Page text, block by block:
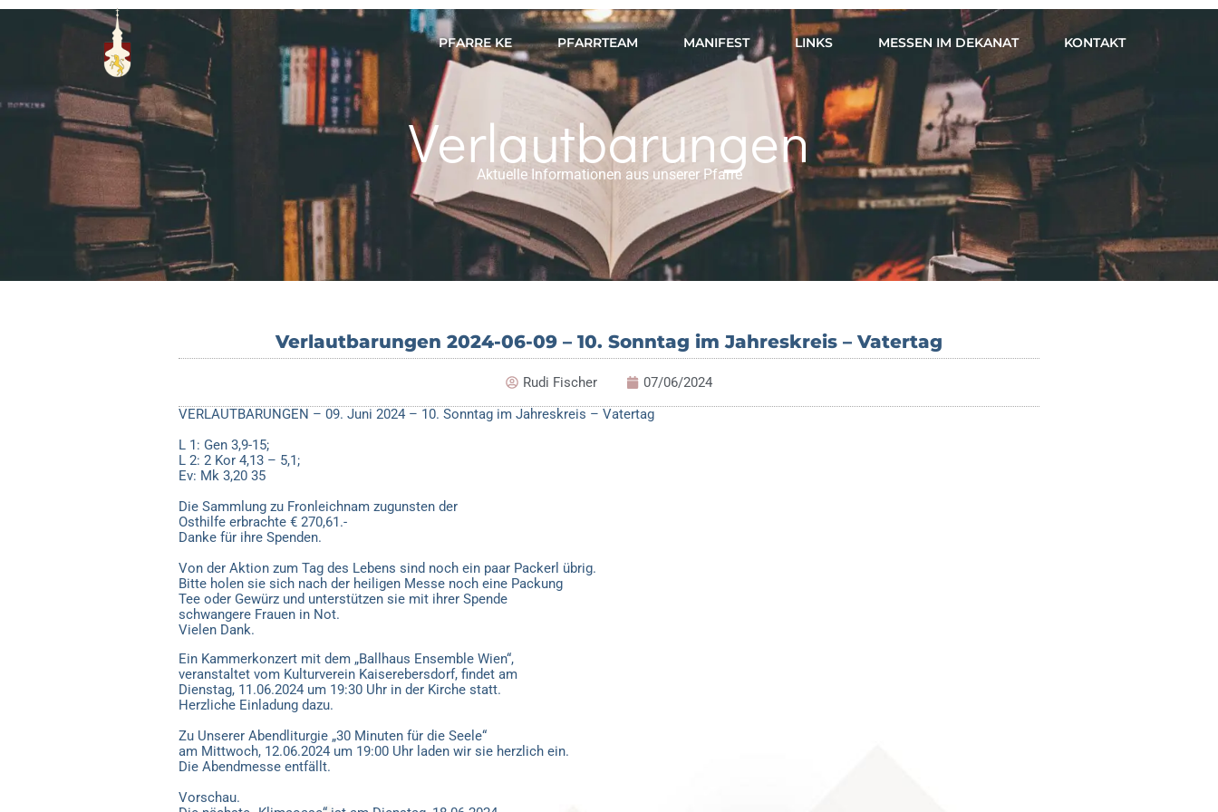
PFARRE KE PFARRTEAM MANIFEST LINKS MESSEN IM DEKANAT KONTAKT
Verlautbarungen
Aktuelle Informationen aus unserer Pfarre
Verlautbarungen 2024-06-09 – 10. Sonntag im Jahreskreis – Vatertag
Rudi Fischer
07/06/2024
VERLAUTBARUNGEN – 09. Juni 2024 – 10. Sonntag im Jahreskreis – Vatertag
L 1: Gen 3,9-15;
L 2: 2 Kor 4,13 – 5,1;
Ev: Mk 3,20 35
Die Sammlung zu Fronleichnam zugunsten der
Osthilfe erbrachte € 270,61.-
Danke für ihre Spenden.
Von der Aktion zum Tag des Lebens sind noch ein paar Packerl übrig.
Bitte holen sie sich nach der heiligen Messe noch eine Packung
Tee oder Gewürz und unterstützen sie mit ihrer Spende
schwangere Frauen in Not.
Vielen Dank.
Ein Kammerkonzert mit dem „Ballhaus Ensemble Wien“,
veranstaltet vom Kulturverein Kaiserebersdorf, findet am
Dienstag, 11.06.2024 um 19:30 Uhr in der Kirche statt.
Herzliche Einladung dazu.
Zu Unserer Abendliturgie „30 Minuten für die Seele“
am Mittwoch, 12.06.2024 um 19:00 Uhr laden wir sie herzlich ein.
Die Abendmesse entfällt.
Vorschau.